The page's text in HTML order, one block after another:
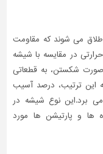
می شوند که مقاومت
در مقایسه با شیشه
صورت شکستن، به قطعاتی
این ترتیب، درصد آسیب
برد.این نوع شیشه در
و پارتیشن ها مورد